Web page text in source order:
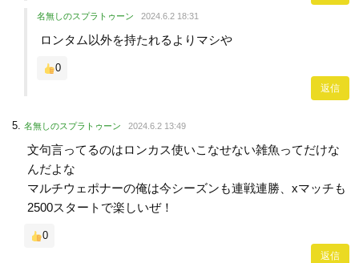
名無しのスプラトゥーン 2024.6.2 18:31
ロンタム以外を持たれるよりマシや
0
返信
名無しのスプラトゥーン 2024.6.2 13:49
文句言ってるのはロンカス使いこなせない雑魚ってだけな
んだよな
マルチウェポナーの俺は今シーズンも連戦連勝、xマッチも
2500スタートで楽しいぜ！
0
返信